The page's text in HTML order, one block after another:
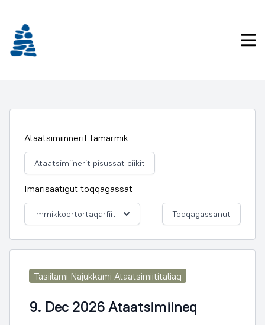
Ataatsimiinnerit tamarmik
Ataatsimiinerit pisussat piikit
Imarisaatigut toqqagassat
Immikkoortortaqarfiit Toqqagassanut
Tasiilami Najukkami Ataatsimiititaliaq
9. Dec 2026 Ataatsimiineq